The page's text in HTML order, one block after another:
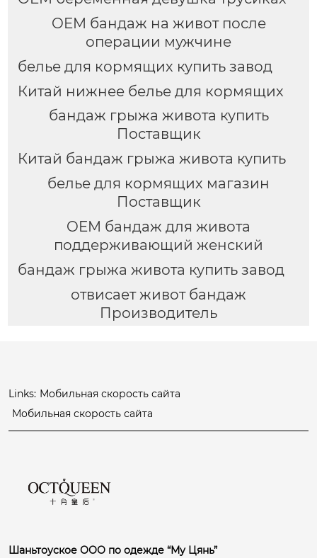
OEM бандаж на живот после
операции мужчине
белье для кормящих купить завод
Китай нижнее белье для кормящих
бандаж грыжа живота купить
Поставщик
Китай бандаж грыжа живота купить
белье для кормящих магазин
Поставщик
OEM бандаж для живота
поддерживающий женский
бандаж грыжа живота купить завод
отвисает живот бандаж
Производитель
Links: Мобильная скорость сайта
Мобильная скорость сайта
Шаньтоуское ООО по одежде “Му Цянь”